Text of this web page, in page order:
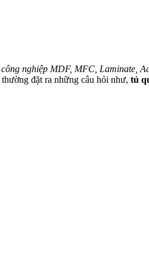
công nghiệp MDF, MFC, Laminate,
thường đặt ra những câu hỏi như, tủ